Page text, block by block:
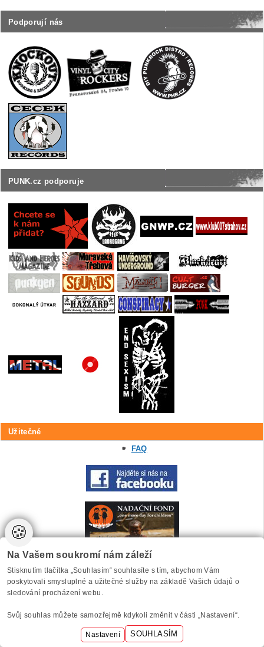
Podporují nás
PUNK.cz podporuje
Užitečné
FAQ
Anketa
Jste spokojeni s obsahem punk.cz po obnovení stránek?
🍪
Na Vašem soukromí nám záleží
Stisknutím tlačítka „Souhlasím“ souhlasíte s tím, abychom Vám
poskytovali smysluplné a užitečné služby na základě Vašich údajů o
sledování procházení webu.
Svůj souhlas můžete samozřejmě kdykoli změnit v části „Nastavení“.
Nastavení SOUHLASÍM